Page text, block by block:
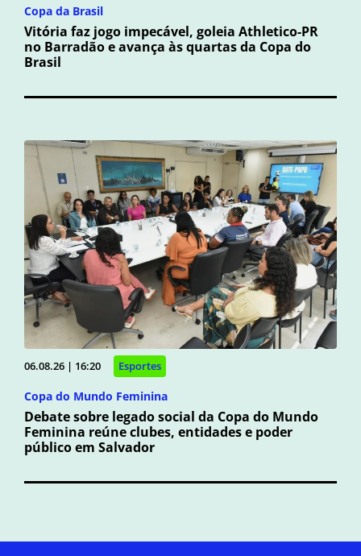
Copa da Brasil
Vitória faz jogo impecável, goleia Athletico-PR
no Barradão e avança às quartas da Copa do
Brasil
06.08.26 | 16:20 Esportes
Copa do Mundo Feminina
Debate sobre legado social da Copa do Mundo
Feminina reúne clubes, entidades e poder
público em Salvador